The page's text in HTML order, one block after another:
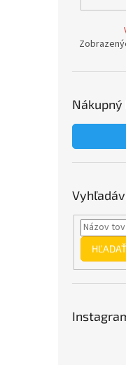
Nákupný
HĽADAŤ